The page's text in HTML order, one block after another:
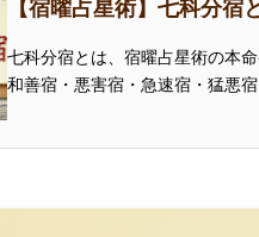
【宿曜占星術】七科分
七科分宿とは、宿曜占星術の本
和善宿・悪害宿・急速宿・猛悪